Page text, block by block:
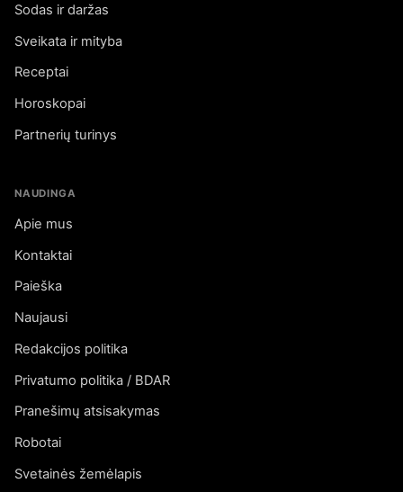
Sodas ir daržas
Sveikata ir mityba
Receptai
Horoskopai
Partnerių turinys
NAUDINGA
Apie mus
Kontaktai
Paieška
Naujausi
Redakcijos politika
Privatumo politika / BDAR
Pranešimų atsisakymas
Robotai
Svetainės žemėlapis